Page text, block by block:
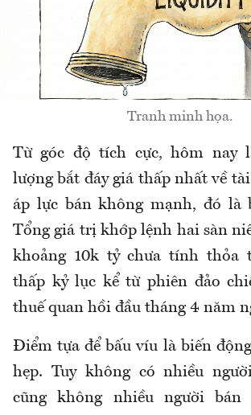
Tranh minh họa.
Từ góc độ tích cực, hôm nay
lượng bắt đáy giá thấp nhất về
áp lực bán không mạnh, đó là
Tổng giá trị khớp lệnh hai sàn
khoảng 10k tỷ chưa tính thỏa
thấp kỷ lục kể từ phiên đảo
thuế quan hồi đầu tháng 4 năm
Điểm tựa để bấu víu là biến
hẹp. Tuy không có nhiều
cũng không nhiều người bán